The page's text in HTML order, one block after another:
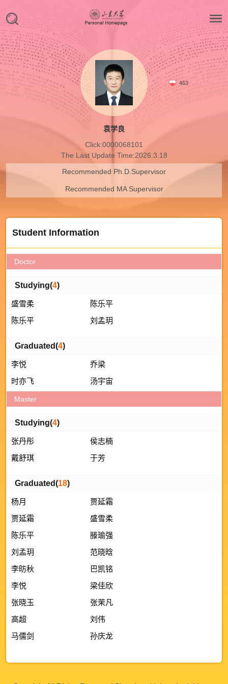
463
袁学良
Click:0000068101
The Last Update Time:2026.3.18
Recommended Ph.D.Supervisor
Recommended MA Supervisor
Student Information
Doctor
Studying(4)
盛雪柔
陈乐平
陈乐平
刘孟玥
Graduated(4)
李悦
乔梁
时亦飞
汤宇宙
Master
Studying(4)
张丹彤
侯志楠
戴舒琪
于芳
Graduated(18)
杨月
贾延霜
贾延霜
盛雪柔
陈乐平
滕瑜强
刘孟玥
范晓晗
李昉秋
巴凯铭
李悦
梁佳欣
张晓玉
张茉凡
高超
刘伟
马儒剑
孙庆龙